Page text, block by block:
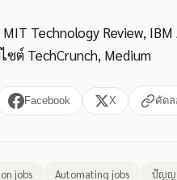
Technology Review,
ซต์ TechCrunch, Medium
Facebook X คัดล
jobs Automating jobs ปัญญ